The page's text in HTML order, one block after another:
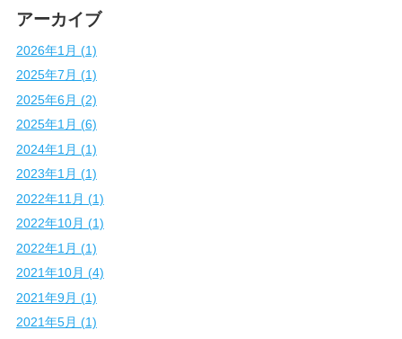
アーカイブ
2026年1月 (1)
2025年7月 (1)
2025年6月 (2)
2025年1月 (6)
2024年1月 (1)
2023年1月 (1)
2022年11月 (1)
2022年10月 (1)
2022年1月 (1)
2021年10月 (4)
2021年9月 (1)
2021年5月 (1)